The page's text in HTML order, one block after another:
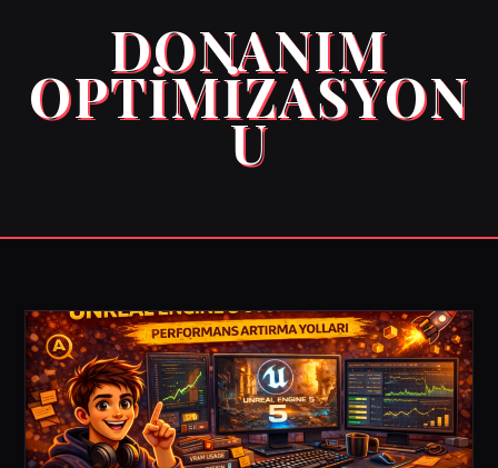
DONANIM
OPTIMIZASYON
U